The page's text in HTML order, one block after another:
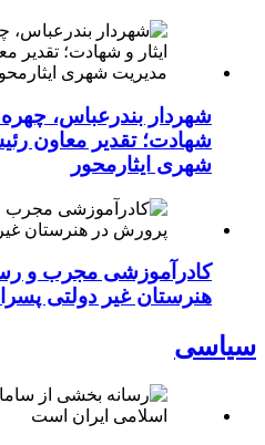
شهردار بندرعباس، چهره
شهادت؛ تقدیر معاون
شهری ایثارمحور
کادرآموزشی مجرب و
هنرستان غیر دولتی
سیاسی